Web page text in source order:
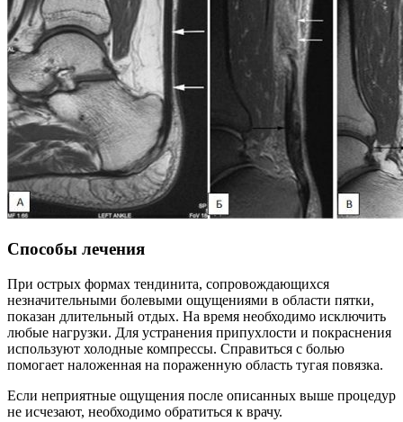
Способы лечения
При острых формах тендинита, сопровождающихся
незначительными болевыми ощущениями в области пятки,
показан длительный отдых. На время необходимо исключить
любые нагрузки. Для устранения припухлости и покраснения
используют холодные компрессы. Справиться с болью
помогает наложенная на пораженную область тугая повязка.
Если неприятные ощущения после описанных выше процедур
не исчезают, необходимо обратиться к врачу.